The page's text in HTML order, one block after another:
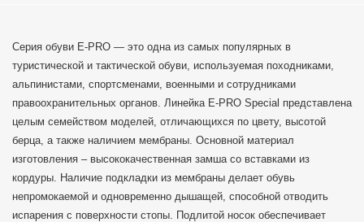
Серия обуви E-PRO — это одна из самых популярных в
туристической и тактической обуви, используемая походниками,
альпинистами, спортсменами, военными и сотрудниками
правоохранительных органов. Линейка E-PRO Special представлена
целым семейством моделей, отличающихся по цвету, высотой
берца, а также наличием мембраны. Основной материал
изготовления – высококачественная замша со вставками из
кордуры. Наличие подкладки из мембраны делает обувь
непромокаемой и одновременно дышащей, способной отводить
испарения с поверхности стопы. Подлитой носок обеспечивает